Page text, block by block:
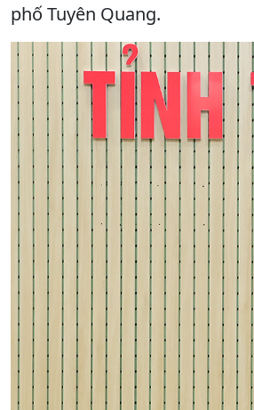
phố Tuyên Quang.